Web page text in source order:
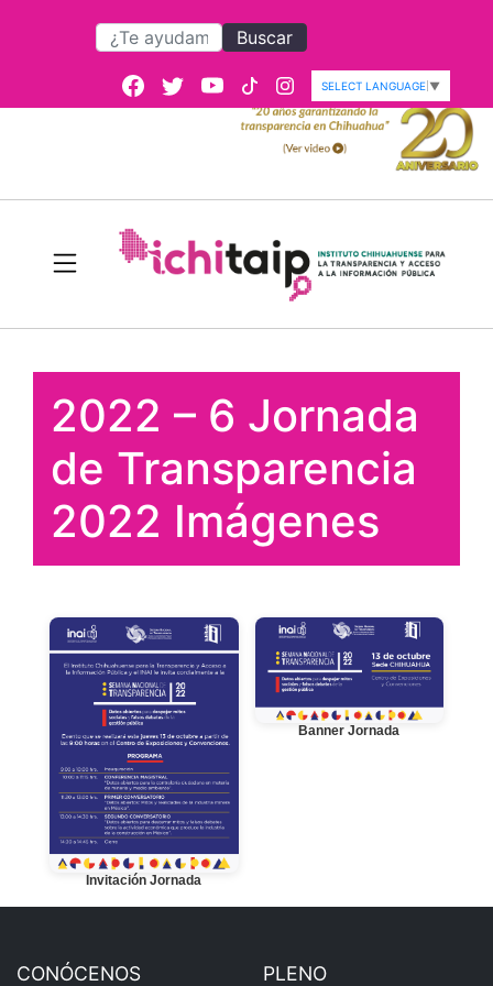
Buscar
SELECT LANGUAGE ▼
2022 – 6 Jornada
de Transparencia
2022 Imágenes
Invitación Jornada
Banner Jornada
CONÓCENOS PLENO